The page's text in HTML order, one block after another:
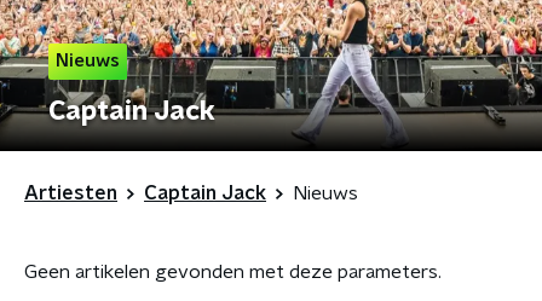
Nieuws
Captain Jack
Artiesten Captain Jack Nieuws
Geen artikelen gevonden met deze parameters.